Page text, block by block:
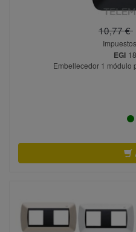
10,77 €
EGI
Embellecedor 1 módulo